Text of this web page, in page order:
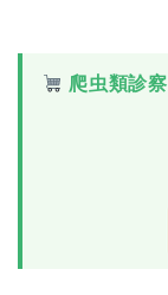
爬虫類診